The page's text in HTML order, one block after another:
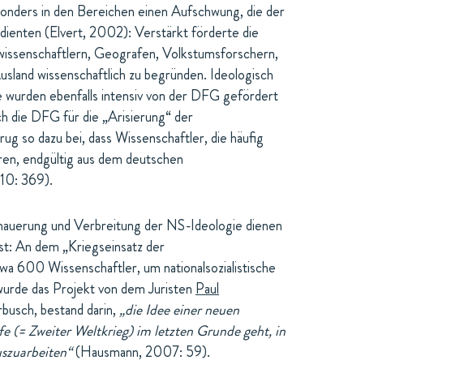
in den Bereichen einen Aufschwung, die der
(Elvert, 2002): Verstärkt förderte die
Geografen, Volkstumsforschern,
wissenschaftlich zu begründen. Ideologisch
ebenfalls intensiv von der DFG gefördert
DFG für die „Arisierung“ der
so dazu bei, dass Wissenschaftler, die häufig
endgültig aus dem deutschen
369).
und Verbreitung der NS-Ideologie dienen
An dem „Kriegseinsatz der
600 Wissenschaftler, um nationalsozialistische
das Projekt von dem Juristen Paul
bestand darin, „die Idee einer neuen
(= Zweiter Weltkrieg) im letzten Grunde geht, in
(Hausmann, 2007: 59).